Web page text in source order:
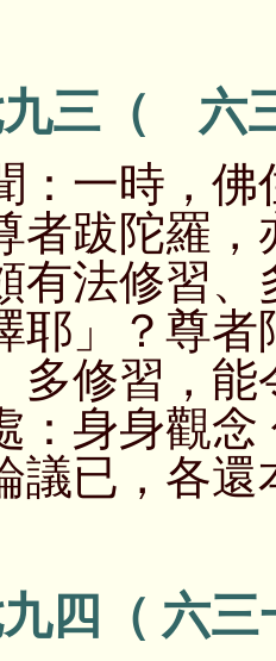
三（ 六
一時，佛
者跋陀羅
有法修習
耶」？尊
多修習，
：身身觀
議已，各還
四（ 六三